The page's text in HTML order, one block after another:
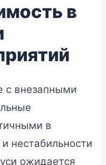
в
с внезапными
в
нестабильности
ожидается